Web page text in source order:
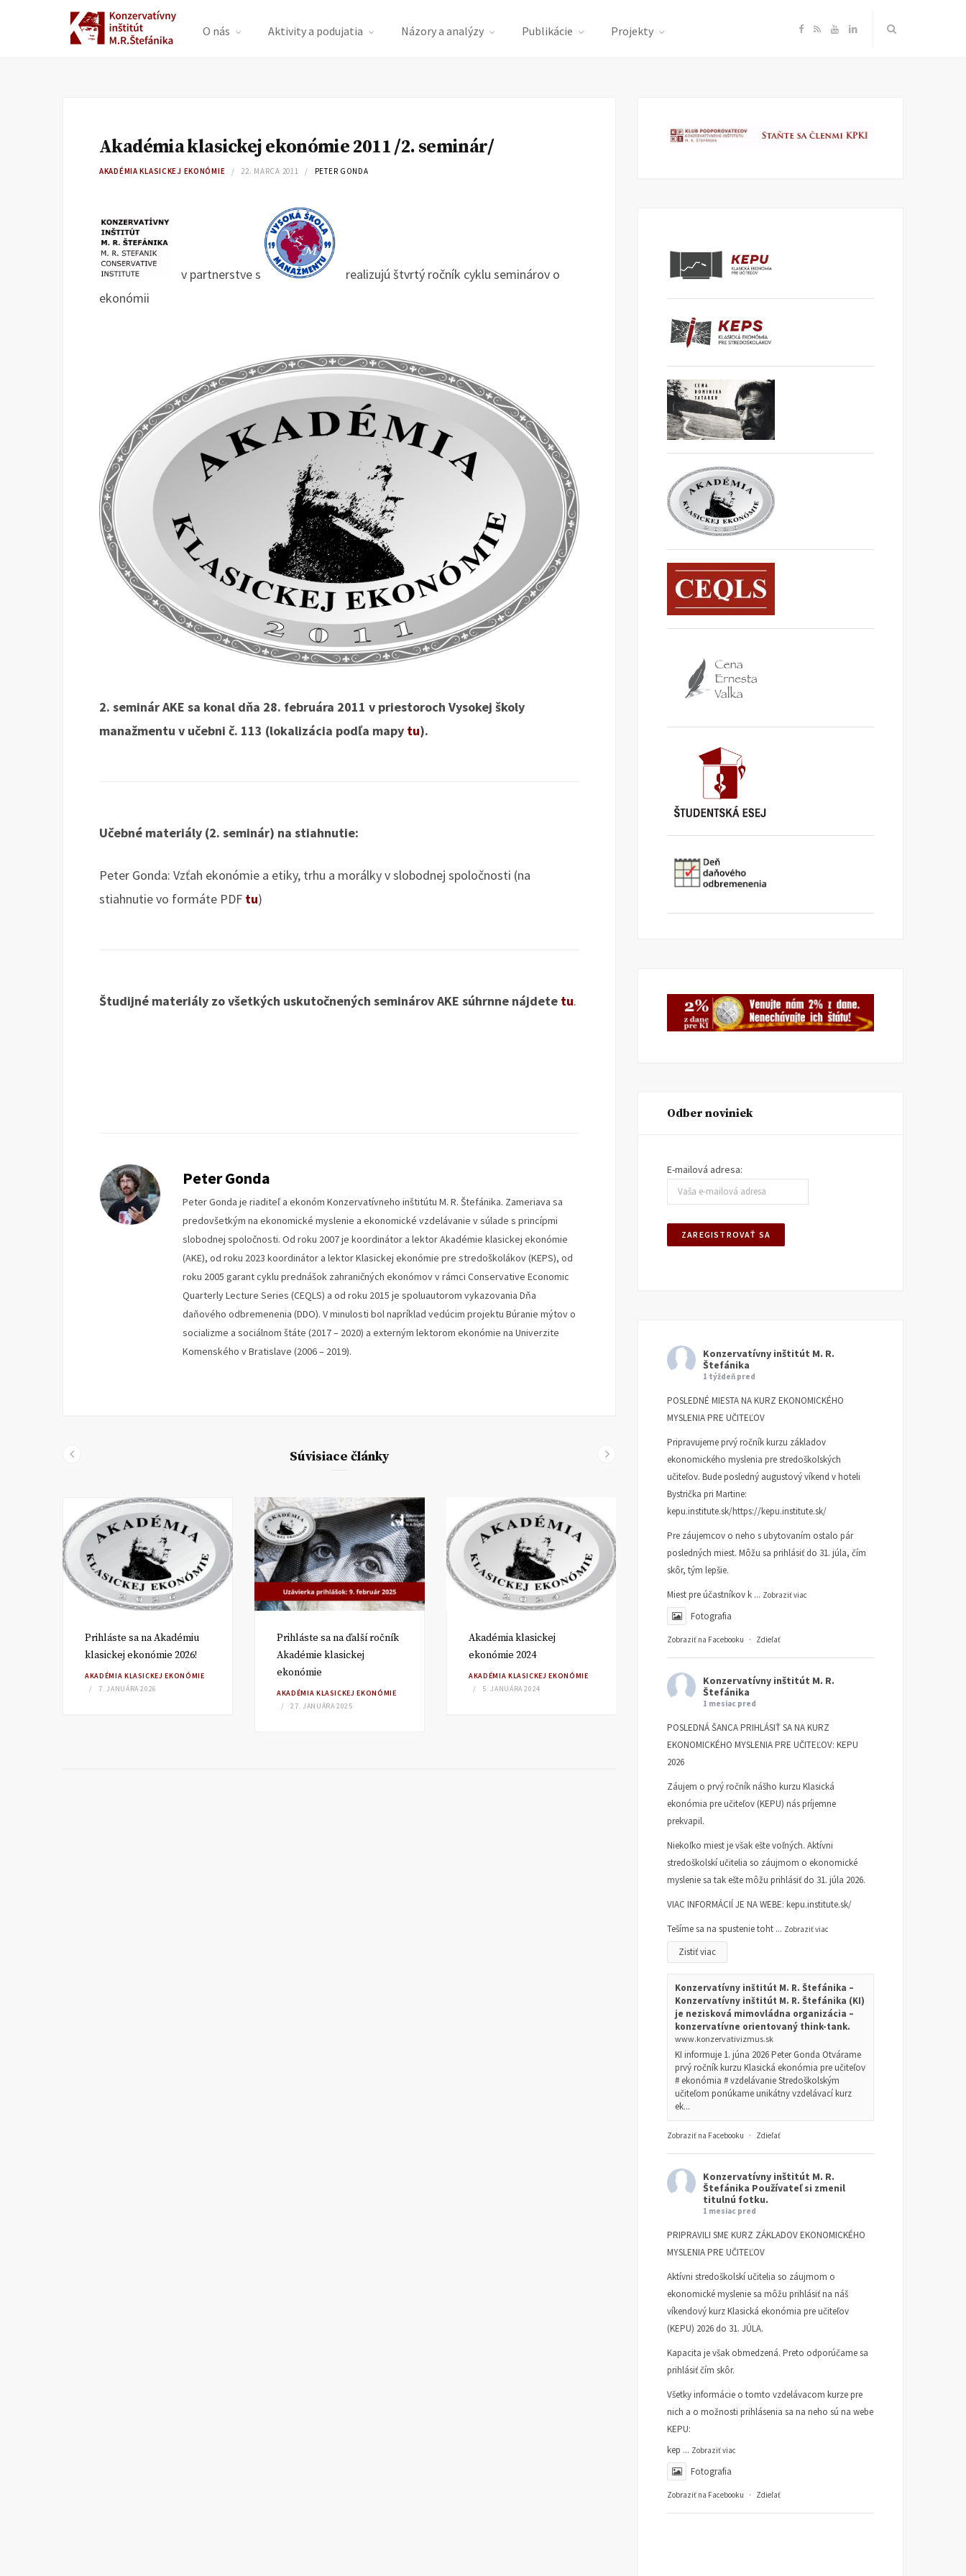
O nás Aktivity a podujatia Názory a analýzy Publikácie Projekty F
e
R Y
T
L
k
Akadémia klasickej ekonómie 2011 /2. seminár/
AKADÉMIA KLASICKEJ EKONÓMIE 22. MARCA 2011 PETER GONDA
v partnerstve s
realizujú štvrtý ročník cyklu seminárov o
ekonómii
2. seminár AKE sa konal dňa 28. februára 2011 v priestoroch Vysokej školy
manažmentu v učebni č. 113 (lokalizácia podľa mapy tu).
Učebné materiály (2. seminár) na stiahnutie:
Peter Gonda: Vzťah ekonómie a etiky, trhu a morálky v slobodnej spoločnosti (na
stiahnutie vo formáte PDF tu)
Študijné materiály zo všetkých uskutočnených seminárov AKE súhrnne nájdete tu.
Peter Gonda
Peter Gonda je riaditeľ a ekonóm Konzervatívneho inštitútu M. R. Štefánika. Zameriava sa
predovšetkým na ekonomické myslenie a ekonomické vzdelávanie v súlade s princípmi
slobodnej spoločnosti. Od roku 2007 je koordinátor a lektor Akadémie klasickej ekonómie
(AKE), od roku 2023 koordinátor a lektor Klasickej ekonómie pre stredoškolákov (KEPS), od
roku 2005 garant cyklu prednášok zahraničných ekonómov v rámci Conservative Economic
Quarterly Lecture Series (CEQLS) a od roku 2015 je spoluautorom vykazovania Dňa
daňového odbremenenia (DDO). V minulosti bol napríklad vedúcim projektu Búranie mýtov o
socializme a sociálnom štáte (2017 – 2020) a externým lektorom ekonómie na Univerzite
Komenského v Bratislave (2006 – 2019).
Súvisiace články
Prihláste sa na Akadémiu
klasickej ekonómie 2026!
AKADÉMIA KLASICKEJ EKONÓMIE
7. JANUÁRA 2026
Prihláste sa na ďalší ročník
Akadémie klasickej
ekonómie
AKADÉMIA KLASICKEJ EKONÓMIE
27. JANUÁRA 2025
Akadémia klasickej
ekonómie 2024
AKADÉMIA KLASICKEJ EKONÓMIE
5. JANUÁRA 2024
Akadémia klasickej
ekonómie 2023
AKADÉMIA KLASICKEJ EKONÓMIE
4. JANUÁRA 2023
ekonómie 2022
Odber noviniek
E-mailová adresa:
Konzervatívny inštitút M. R.
Štefánika
1 týždeň pred
POSLEDNÉ MIESTA NA KURZ EKONOMICKÉHO
MYSLENIA PRE UČITEĽOV
Pripravujeme prvý ročník kurzu základov
ekonomického myslenia pre stredoškolských
učiteľov. Bude posledný augustový víkend v hoteli
Bystrička pri Martine:
kepu.institute.sk/https://kepu.institute.sk/
Pre záujemcov o neho s ubytovaním ostalo pár
posledných miest. Môžu sa prihlásiť do 31. júla, čím
skôr, tým lepšie.
Miest pre účastníkov k ... Zobraziť viac
Fotografia
Zobraziť na Facebooku · Zdieľať
Konzervatívny inštitút M. R.
Štefánika
1 mesiac pred
POSLEDNÁ ŠANCA PRIHLÁSIŤ SA NA KURZ
EKONOMICKÉHO MYSLENIA PRE UČITEĽOV: KEPU
2026
Záujem o prvý ročník nášho kurzu Klasická
ekonómia pre učiteľov (KEPU) nás príjemne
prekvapil.
Niekoľko miest je však ešte voľných. Aktívni
stredoškolskí učitelia so záujmom o ekonomické
myslenie sa tak ešte môžu prihlásiť do 31. júla 2026.
VIAC INFORMÁCIÍ JE NA WEBE: kepu.institute.sk/
Tešíme sa na spustenie toht ... Zobraziť viac
Zistiť viac
Konzervatívny inštitút M. R. Štefánika –
Konzervatívny inštitút M. R. Štefánika (KI)
je nezisková mimovládna organizácia –
konzervatívne orientovaný think-tank.
www.konzervativizmus.sk
KI informuje 1. júna 2026 Peter Gonda Otvárame
prvý ročník kurzu Klasická ekonómia pre učiteľov
# ekonómia # vzdelávanie Stredoškolským
učiteľom ponúkame unikátny vzdelávací kurz
ek...
Zobraziť na Facebooku · Zdieľať
Konzervatívny inštitút M. R.
Štefánika Používateľ si zmenil
titulnú fotku.
1 mesiac pred
PRIPRAVILI SME KURZ ZÁKLADOV EKONOMICKÉHO
MYSLENIA PRE UČITEĽOV
Aktívni stredoškolskí učitelia so záujmom o
ekonomické myslenie sa môžu prihlásiť na náš
víkendový kurz Klasická ekonómia pre učiteľov
(KEPU) 2026 do 31. JÚLA.
Kapacita je však obmedzená. Preto odporúčame sa
prihlásiť čím skôr.
Všetky informácie o tomto vzdelávacom kurze pre
nich a o možnosti prihlásenia sa na neho sú na webe
KEPU:
kep ... Zobraziť viac
Fotografia
Zobraziť na Facebooku · Zdieľať